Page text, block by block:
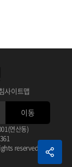
니다.
다.
합니다.
사이트맵
연산동)
reserved.
이동